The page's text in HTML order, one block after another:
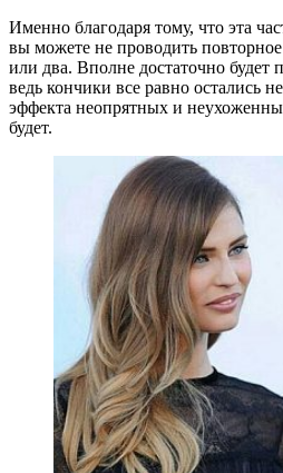
Именно благодаря тому, что эта
вы можете не проводить
или два. Вполне достаточно будет
ведь кончики все равно остались
эффекта неопрятных и
будет.